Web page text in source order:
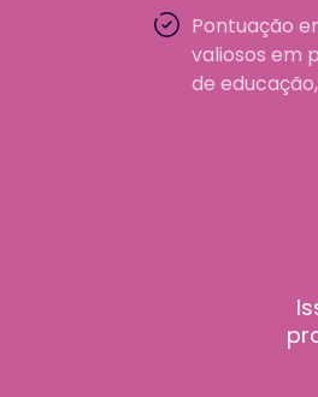
Pontuação
valiosos em
de